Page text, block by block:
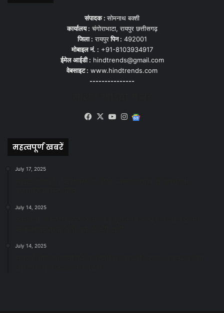
संपादक :सोमनाथ बक्शी
कार्यालय : चंगोराभाटा, रायपुर छत्तीसगढ़
जिला : रायपुरपिन : 492001
मोबाइल नं. : +91-8103934917
ईमेल आईडी : hindtrends@gmail.com
वेबसाइट : www.hindtrends.com
---------------
Facebook
X YouTubeInstagram
महत्वपूर्ण खबरें
July 17, 2025
July 14, 2025
July 14, 2025